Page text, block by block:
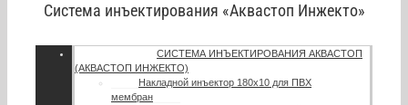
Система инъектирования «Аквастоп Инжекто»
СИСТЕМА ИНЪЕКТИРОВАНИЯ АКВАСТОП
(АКВАСТОП ИНЖЕКТО)
Накладной инъектор 180х10 для ПВХ
мембран